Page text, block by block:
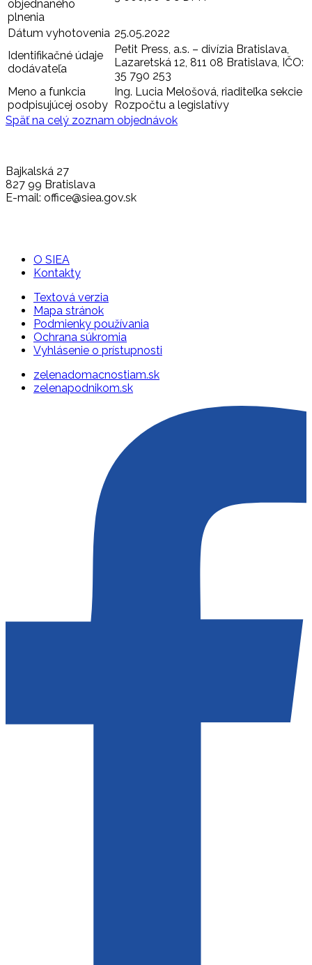
objednaného
plnenia
Dátum vyhotovenia 25.05.2022
Identifikačné údaje
dodávateľa
Petit Press, a.s. – divízia Bratislava,
Lazaretská 12, 811 08 Bratislava, IČO:
35 790 253
Meno a funkcia
podpisujúcej osoby
Ing. Lucia Melošová, riaditeľka sekcie
Rozpočtu a legislatívy
Späť na celý zoznam objednávok
Bajkalská 27
827 99 Bratislava
E-mail: office@siea.gov.sk
O SIEA
Kontakty
Textová verzia
Mapa stránok
Podmienky používania
Ochrana súkromia
Vyhlásenie o prístupnosti
zelenadomacnostiam.sk
zelenapodnikom.sk